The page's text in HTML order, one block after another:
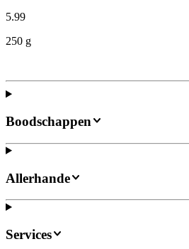
5.99
250 g
Boodschappen
Allerhande
Services